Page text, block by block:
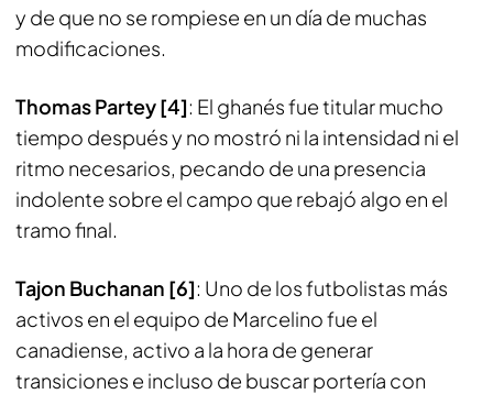
y de que no se rompiese en un día de muchas
modificaciones.
Thomas Partey [4]: El ghanés fue titular mucho
tiempo después y no mostró ni la intensidad ni el
ritmo necesarios, pecando de una presencia
indolente sobre el campo que rebajó algo en el
tramo final.
Tajon Buchanan [6]: Uno de los futbolistas más
activos en el equipo de Marcelino fue el
canadiense, activo a la hora de generar
transiciones e incluso de buscar portería con